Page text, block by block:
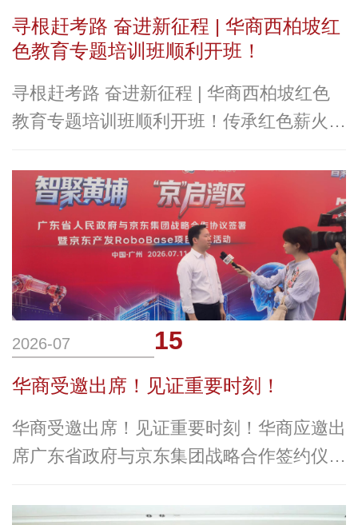
寻根赶考路 奋进新征程 | 华商西柏坡红
色教育专题培训班顺利开班！
寻根赶考路 奋进新征程 | 华商西柏坡红色
教育专题培训班顺利开班！传承红色薪火
学，步履铿锵。为深入传承红色基因，让革
命精神在新时代焕发生机，引导党员干部从
党的百年奋斗历程中汲取前行智慧与力量，
近日，华商科教集团旗下广州华商学院
2026-07 15
华商受邀出席！见证重要时刻！
华商受邀出席！见证重要时刻！华商应邀出
席广东省政府与京东集团战略合作签约仪式
协议签署暨京东“涅槃计划”服务消费产教融